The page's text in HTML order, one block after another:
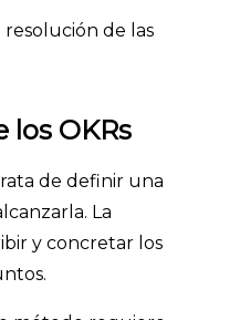
de las
los OKRs
de definir una
La
y concretar los